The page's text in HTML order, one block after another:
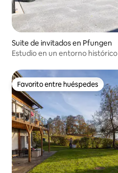
Suite de invitados en Pfungen
Estudio en un entorno histórico
Favorito entre huéspedes
Favorito entre huéspedes